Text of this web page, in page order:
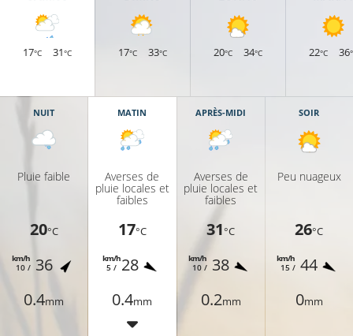
17°C 31°C 17°C 33°C 20°C 34°C 22°C 36
NUIT
Pluie faible
20°C
10 /
km/h 36
0.4mm
MATIN
Averses de
pluie locales et
faibles
17°C
5 /
km/h28
0.4mm
APRÈS-MIDI
Averses de
pluie locales et
faibles
31°C
10 /
km/h 38
0.2mm
SOIR
Peu nuageux
26°C
15 /
km/h 44
0mm
16°C